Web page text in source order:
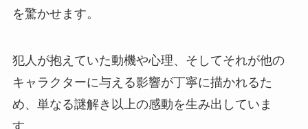
を驚かせます。
犯人が抱えていた動機や心理、そしてそれが他の
キャラクターに与える影響が丁寧に描かれるた
め、単なる謎解き以上の感動を生み出していま